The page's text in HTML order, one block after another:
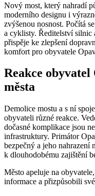
Nový most, který nahradí
moderního designu i
zvýšenou nosnost. Počítá
a cyklisty. Ředitelství silnic
přispěje ke zlepšení
komfort pro obyvatele
Reakce obyvatel
města
Demolice mostu a s ní
obyvateli různé reakce.
dočasné komplikace jsou
infrastruktury. Primátor
bezpečný a jeho
k dlouhodobému zajištění
Město apeluje na
informace a přizpůsobili